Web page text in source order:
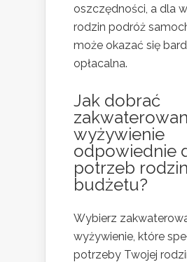
oszczędności, a dla
rodzin podróż
może okazać się
opłacalna.
Jak dobrać
wyżywienie
odpowiednie
potrzeb
budżetu?
Wybierz
wyżywienie, które
potrzeby Twojej